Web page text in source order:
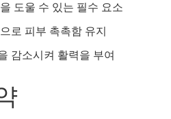
도울 수 있는 필수 요소
로 피부 촉촉함 유지
감소시켜 활력을 부여